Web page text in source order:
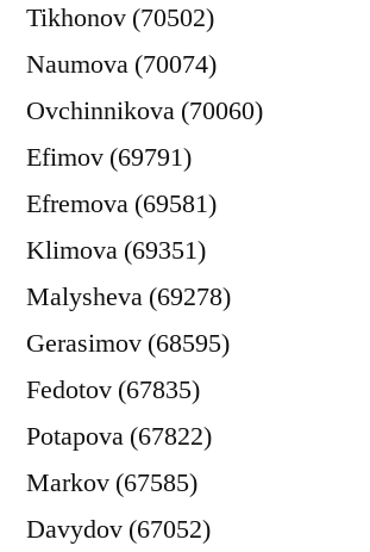
Tikhonov (70502)
Naumova (70074)
Ovchinnikova (70060)
Efimov (69791)
Efremova (69581)
Klimova (69351)
Malysheva (69278)
Gerasimov (68595)
Fedotov (67835)
Potapova (67822)
Markov (67585)
Davydov (67052)